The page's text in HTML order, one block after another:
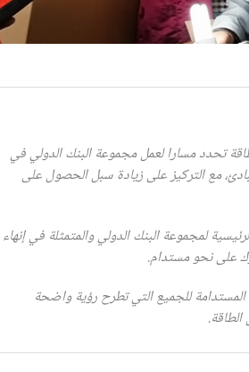
تحدد مسارا لعمل مجموعة البنك الدولي في
مع التركيز على زيادة سبل الحصول على
لمجموعة البنك الدولي والمتمثلة في إنهاء
على نحو مستدام.
للجميع التي تطرح رؤية واضحة